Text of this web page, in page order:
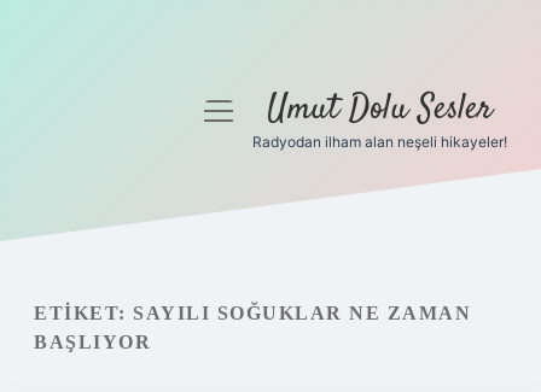
Gizlilik Politikası
Hakkımızda
menüyüUmut Dolu Sesler
Radyodan ilham alan neşeli hikayeler!
ETIKET: SAYILI SOĞUKLAR NE ZAMAN
BAŞLIYOR